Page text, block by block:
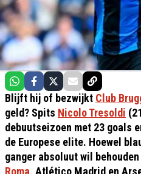
Blijft hij of bezwijkt Club
geld? Spits Nicolo Tresoldi
debuutseizoen met 23 goals
de Europese elite. Hoewel
ganger absoluut wil
Roma, Atlético Madrid en